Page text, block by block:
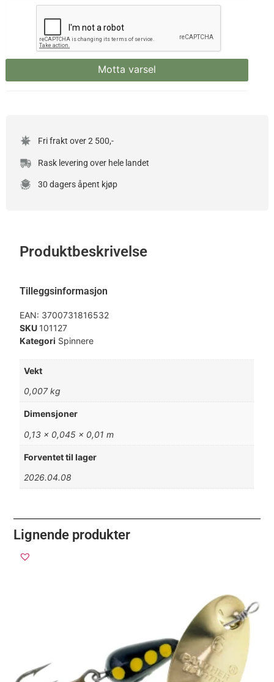
Fri frakt over 2 500,-
Rask levering over hele landet
30 dagers åpent kjøp
Produktbeskrivelse
Tilleggsinformasjon
EAN: 3700731816532
SKU 101127
Kategori Spinnere
Vekt
0,007 kg
Dimensjoner
0,13 × 0,045 × 0,01 m
Forventet til lager
2026.04.08
Lignende produkter